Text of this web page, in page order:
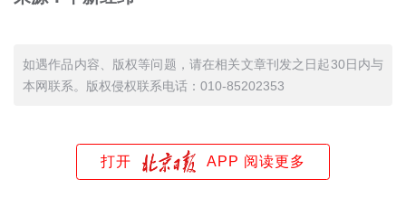
如遇作品内容、版权等问题，请在相关文章刊发之日起30日内与
本网联系。版权侵权联系电话：010-85202353
打开 APP 阅读更多